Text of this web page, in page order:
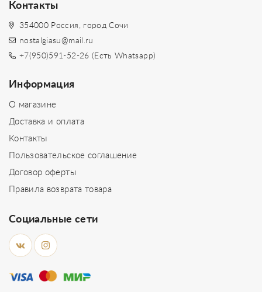
Контакты
354000 Россия, город Сочи
nostalgiasu@mail.ru
+7(950)591-52-26 (Есть Whatsapp)
Информация
О магазине
Доставка и оплата
Контакты
Пользовательское соглашение
Договор оферты
Правила возврата товара
Социальные сети